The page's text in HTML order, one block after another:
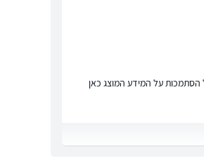
הסתמכות על המידע המוצג כאן